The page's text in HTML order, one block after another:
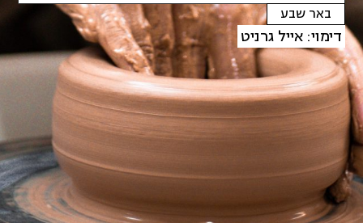
באר שבע
דימוי: אייל גרניט